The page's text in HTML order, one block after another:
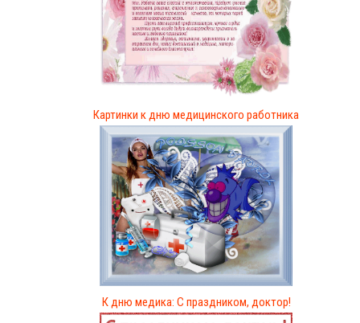
Картинки к дню медицинского работника
К дню медика: C праздником, доктор!